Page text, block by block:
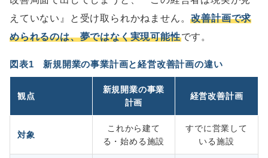
えていない』と受け取られかねません。改善計画で求
められるのは、夢ではなく実現可能性です。
図表1 新規開業の事業計画と経営改善計画の違い
観点
新規開業の事業
計画
経営改善計画
対象
これから建て
る・始める施設
すでに営業して
いる施設